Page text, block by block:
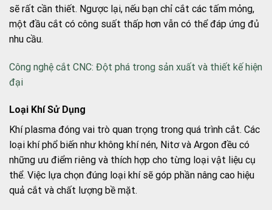
sẽ rất cần thiết. Ngược lại, nếu bạn chỉ cắt các tấm mỏng,
một đầu cắt có công suất thấp hơn vẫn có thể đáp ứng đủ
nhu cầu.
Công nghệ cắt CNC: Đột phá trong sản xuất và thiết kế hiện
đại
Loại Khí Sử Dụng
Khí plasma đóng vai trò quan trọng trong quá trình cắt. Các
loại khí phổ biến như không khí nén, Nitơ và Argon đều có
những ưu điểm riêng và thích hợp cho từng loại vật liệu cụ
thể. Việc lựa chọn đúng loại khí sẽ góp phần nâng cao hiệu
quả cắt và chất lượng bề mặt.